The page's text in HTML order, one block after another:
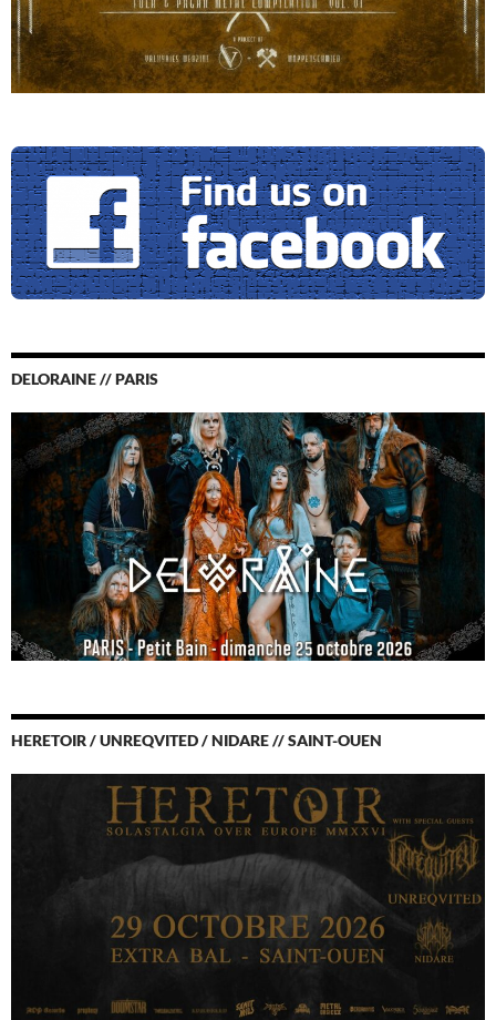
DELORAINE // PARIS
HERETOIR / UNREQVITED / NIDARE // SAINT-OUEN